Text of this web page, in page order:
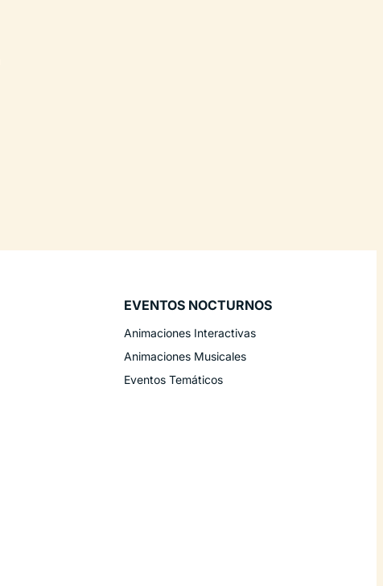
EVENTOS NOCTURNOS
Animaciones Interactivas
Animaciones Musicales
Eventos Temáticos